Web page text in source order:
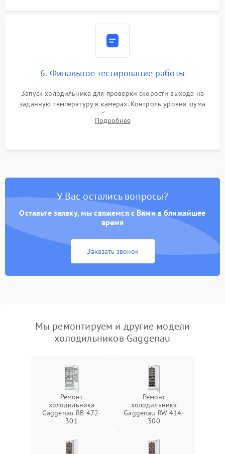
6. Финальное тестирование работы
Запуск холодильника для проверки скорости выхода на
заданную температуру в камерах. Контроль уровня шума
компрессора, отсутствия обмерзания стенок и корректного
срабатывания системы автоматической оттайки.
Подробнее
У Вас остались вопросы?
Оставьте заявку, мы свяжемся с Вами в ближайшее
время
Заказать звонок
Мы ремонтируем и другие модели
холодильников Gaggenau
Ремонт
холодильника
Gaggenau RB 472-
301
Ремонт
холодильника
Gaggenau RW 414-
300